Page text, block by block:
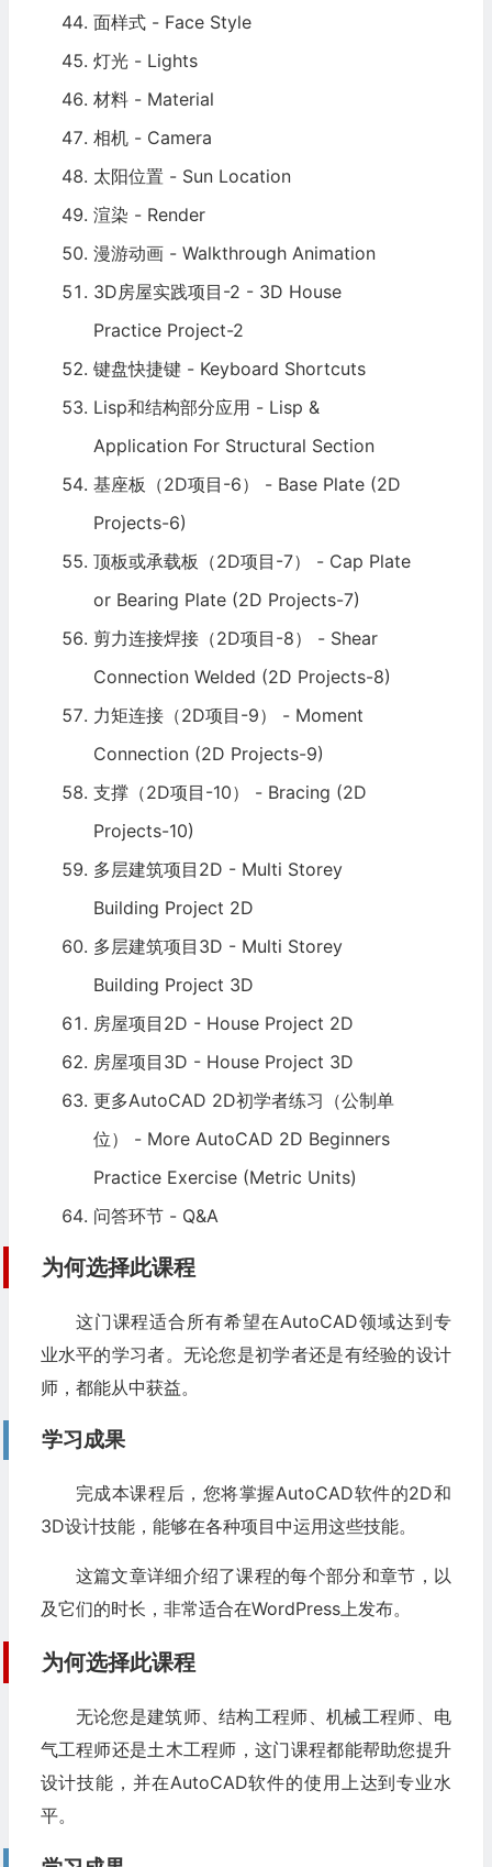
面样式 - Face Style
灯光 - Lights
材料 - Material
相机 - Camera
太阳位置 - Sun Location
渲染 - Render
漫游动画 - Walkthrough Animation
3D房屋实践项目-2 - 3D House
Practice Project-2
键盘快捷键 - Keyboard Shortcuts
Lisp和结构部分应用 - Lisp &
Application For Structural Section
基座板（2D项目-6） - Base Plate (2D
Projects-6)
顶板或承载板（2D项目-7） - Cap Plate
or Bearing Plate (2D Projects-7)
剪力连接焊接（2D项目-8） - Shear
Connection Welded (2D Projects-8)
力矩连接（2D项目-9） - Moment
Connection (2D Projects-9)
支撑（2D项目-10） - Bracing (2D
Projects-10)
多层建筑项目2D - Multi Storey
Building Project 2D
多层建筑项目3D - Multi Storey
Building Project 3D
房屋项目2D - House Project 2D
房屋项目3D - House Project 3D
更多AutoCAD 2D初学者练习（公制单
位） - More AutoCAD 2D Beginners
Practice Exercise (Metric Units)
问答环节 - Q&A
为何选择此课程
这门课程适合所有希望在AutoCAD领域达到专
业水平的学习者。无论您是初学者还是有经验的设计
师，都能从中获益。
学习成果
完成本课程后，您将掌握AutoCAD软件的2D和
3D设计技能，能够在各种项目中运用这些技能。
这篇文章详细介绍了课程的每个部分和章节，以
及它们的时长，非常适合在WordPress上发布。
为何选择此课程
无论您是建筑师、结构工程师、机械工程师、电
气工程师还是土木工程师，这门课程都能帮助您提升
设计技能，并在AutoCAD软件的使用上达到专业水
平。